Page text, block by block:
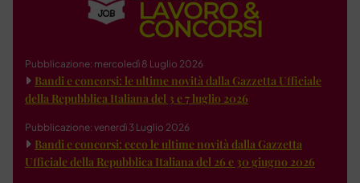
Pubblicazione: mercoledì 8 Luglio 2026
Bandi e concorsi: le ultime novità dalla Gazzetta Ufficiale
della Repubblica Italiana del 3 e 7 luglio 2026
Pubblicazione: venerdì 3 Luglio 2026
Bandi e concorsi: ecco le ultime novità dalla Gazzetta
Ufficiale della Repubblica Italiana del 26 e 30 giugno 2026